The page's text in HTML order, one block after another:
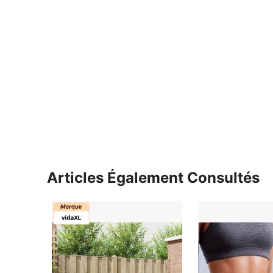
Articles Également Consultés